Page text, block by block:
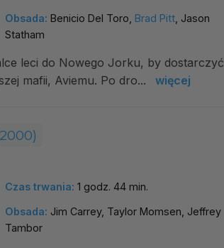
Obsada: Benicio Del Toro, Brad Pitt , Jason
Statham
leci do Nowego Jorku, by dostarczyć
mafii, Aviemu. Po dro...
więcej
Czas trwania: 1 godz. 44 min.
Obsada: Jim Carrey, Taylor Momsen, Jeffrey
Tambor